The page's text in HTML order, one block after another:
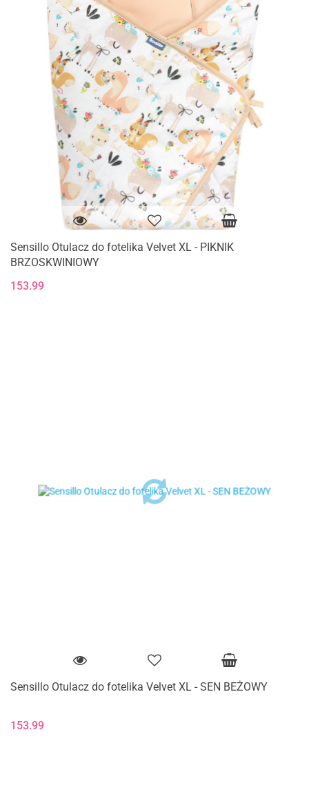
Sensillo Otulacz do fotelika Velvet XL - PIKNIK
BRZOSKWINIOWY
153.99
Sensillo Otulacz do fotelika Velvet XL - SEN BEŻOWY
153.99